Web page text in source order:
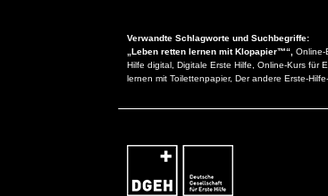
Verwandte Schlagworte und Suchbegriffe:
„Leben retten lernen mit Klopapier™“, Online-
Hilfe digital, Digitale Erste Hilfe, Online-Kurs für
lernen mit Toilettenpapier, Der andere Erste-